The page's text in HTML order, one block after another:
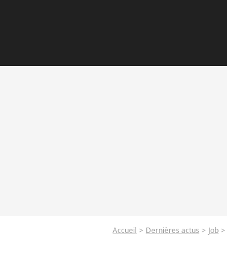
Accueil Dernières actus Job